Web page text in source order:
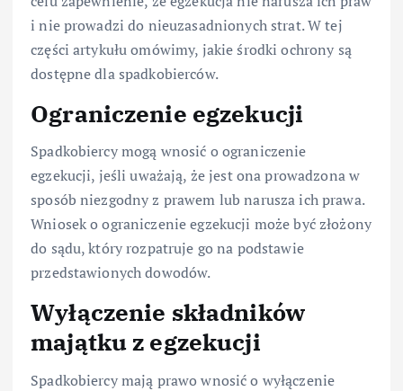
i nie prowadzi do nieuzasadnionych strat. W tej
części artykułu omówimy, jakie środki ochrony są
dostępne dla spadkobierców.
Ograniczenie egzekucji
Spadkobiercy mogą wnosić o ograniczenie
egzekucji, jeśli uważają, że jest ona prowadzona w
sposób niezgodny z prawem lub narusza ich prawa.
Wniosek o ograniczenie egzekucji może być złożony
do sądu, który rozpatruje go na podstawie
przedstawionych dowodów.
Wyłączenie składników
majątku z egzekucji
Spadkobiercy mają prawo wnosić o wyłączenie